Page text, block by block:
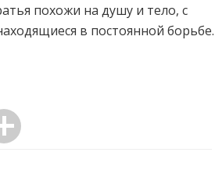
похожи на душу и тело, с
в постоянной борьбе.